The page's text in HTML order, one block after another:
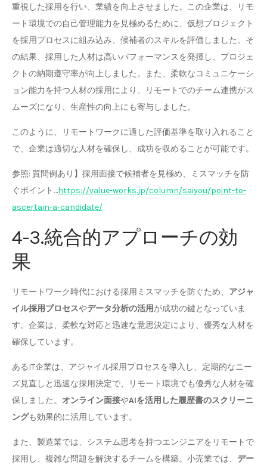
重視した採用を行い、業績を向上させました。この企業は、リモ
ート環境での自己管理能力を見極めるために、仮想プロジェクト
を採用プロセスに組み込み、候補者のスキルを評価しました。そ
の結果、採用した人材は高いパフォーマンスを発揮し、プロジェ
クトの納期遵守率が向上しました。また、柔軟なコミュニケーシ
ョン能力を持つ人材の採用により、リモートでのチーム連携がス
ムーズになり、生産性の向上にも寄与しました。
このように、リモートワークに適した評価基準を取り入れること
で、企業は適切な人材を確保し、成功を収めることが可能です。
参照: 質問例あり】採用面接で候補者を見極め、ミスマッチを防
ぐポイント…https://value-works.jp/column/saiyou/point-to-
ascertain-a-candidate/
4-3.統合的アプローチの効
果
リモートワーク時代における採用ミスマッチを防ぐため、 アジャ
イル採用プロセスやデータ分析の活用が成功の鍵となっていま
す。企業は、柔軟な対応と迅速な意思決定により、優秀な人材を
確保しています。
あるIT企業は、アジャイル採用プロセスを導入し、定期的なニー
ズ見直しと迅速な採用決定で、リモート環境でも優秀な人材を確
保しました。 オンライン面接やAIを活用した履歴書のスクリーニ
ングも効果的に活用しています。
また、製造業では、システム思考を持つエンジニアをリモートで
採用し、複雑な問題を解決するチームを構築。小売業では、 デー